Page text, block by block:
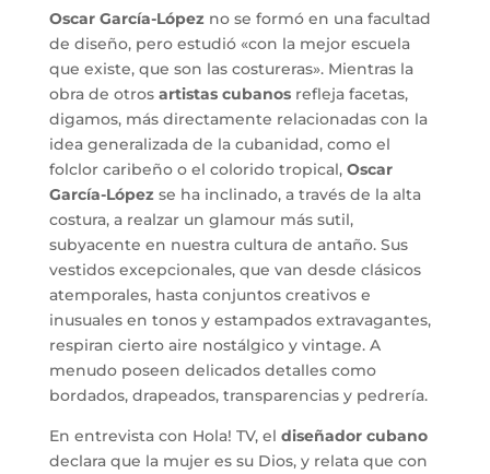
Oscar García-Lópezno se formó en una facultad
de diseño, pero estudió «con la mejor escuela
que existe, que son las costureras». Mientras la
obra de otros artistas cubanosrefleja facetas,
digamos, más directamente relacionadas con la
idea generalizada de la cubanidad, como el
folclor caribeño o el colorido tropical, Oscar
García-Lópezse ha inclinado, a través de la alta
costura, a realzar un glamour más sutil,
subyacente en nuestra cultura de antaño. Sus
vestidos excepcionales, que van desde clásicos
atemporales, hasta conjuntos creativos e
inusuales en tonos y estampados extravagantes,
respiran cierto aire nostálgico y vintage. A
menudo poseen delicados detalles como
bordados, drapeados, transparencias y pedrería.
En entrevista con Hola! TV, el diseñador cubano
declara que la mujer es su Dios, y relata que con